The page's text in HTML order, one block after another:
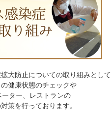
大防止についての取り組みとして
健康状態のチェックや
ター、レストランの
策を行っております。